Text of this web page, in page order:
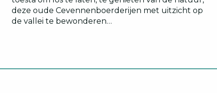
deze oude Cevennenboerderijen met uitzicht op
de vallei te bewonderen…